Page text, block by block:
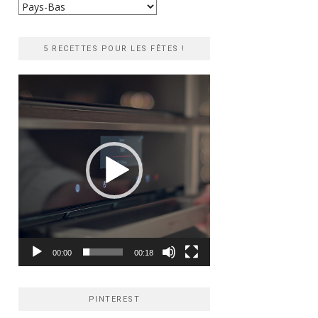
Recherche
5 RECETTES POUR LES FÊTES !
vidéo
00:00 00:18
PINTEREST